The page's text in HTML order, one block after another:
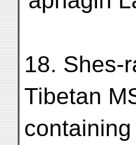
18. Shes-
Tibetan